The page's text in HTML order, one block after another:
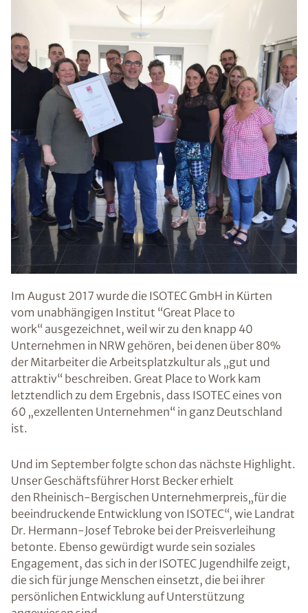
Im August 2017 wurde die ISOTEC GmbH in Kürten
vom unabhängigen Institut “Great Place to
work“ ausgezeichnet, weil wir zu den knapp 40
Unternehmen in NRW gehören, bei denen über 80%
der Mitarbeiter die Arbeitsplatzkultur als „gut und
attraktiv“ beschreiben. Great Place to Work kam
letztendlich zu dem Ergebnis, dass ISOTEC eines von
60 „exzellenten Unternehmen“ in ganz Deutschland
ist.
Und im September folgte schon das nächste Highlight.
Unser Geschäftsführer Horst Becker erhielt
den Rheinisch-Bergischen Unternehmerpreis„für die
beeindruckende Entwicklung von ISOTEC“, wie Landrat
Dr. Hermann-Josef Tebroke bei der Preisverleihung
betonte. Ebenso gewürdigt wurde sein soziales
Engagement, das sich in der ISOTEC Jugendhilfe zeigt,
die sich für junge Menschen einsetzt, die bei ihrer
persönlichen Entwicklung auf Unterstützung